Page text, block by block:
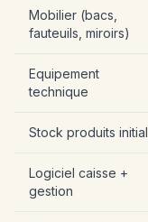
Mobilier (bacs,
fauteuils, miroirs)
Equipement
technique
Stock produits initial
Logiciel caisse +
gestion